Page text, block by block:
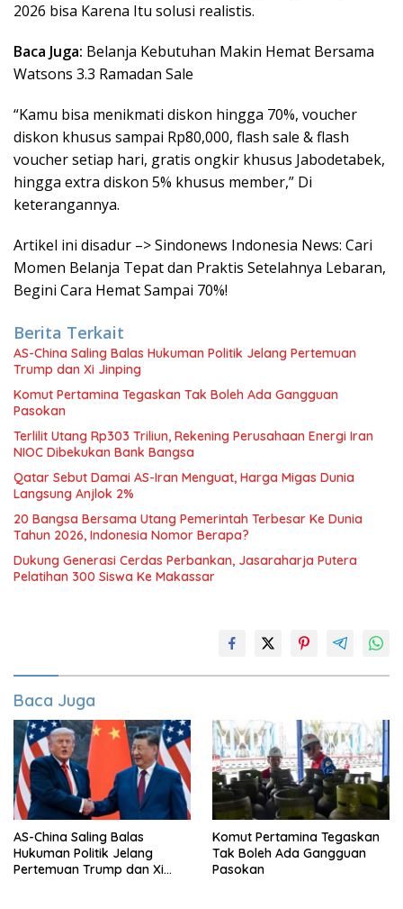
2026 bisa Karena Itu solusi realistis.
Baca Juga: Belanja Kebutuhan Makin Hemat Bersama
Watsons 3.3 Ramadan Sale
“Kamu bisa menikmati diskon hingga 70%, voucher
diskon khusus sampai Rp80,000, flash sale & flash
voucher setiap hari, gratis ongkir khusus Jabodetabek,
hingga extra diskon 5% khusus member,” Di
keterangannya.
Artikel ini disadur –> Sindonews Indonesia News: Cari
Momen Belanja Tepat dan Praktis Setelahnya Lebaran,
Begini Cara Hemat Sampai 70%!
Berita Terkait
AS-China Saling Balas Hukuman Politik Jelang Pertemuan
Trump dan Xi Jinping
Komut Pertamina Tegaskan Tak Boleh Ada Gangguan
Pasokan
Terlilit Utang Rp303 Triliun, Rekening Perusahaan Energi Iran
NIOC Dibekukan Bank Bangsa
Qatar Sebut Damai AS-Iran Menguat, Harga Migas Dunia
Langsung Anjlok 2%
20 Bangsa Bersama Utang Pemerintah Terbesar Ke Dunia
Tahun 2026, Indonesia Nomor Berapa?
Dukung Generasi Cerdas Perbankan, Jasaraharja Putera
Pelatihan 300 Siswa Ke Makassar
Baca Juga
AS-China Saling Balas
Hukuman Politik Jelang
Pertemuan Trump dan Xi
Komut Pertamina Tegaskan
Tak Boleh Ada Gangguan
Pasokan